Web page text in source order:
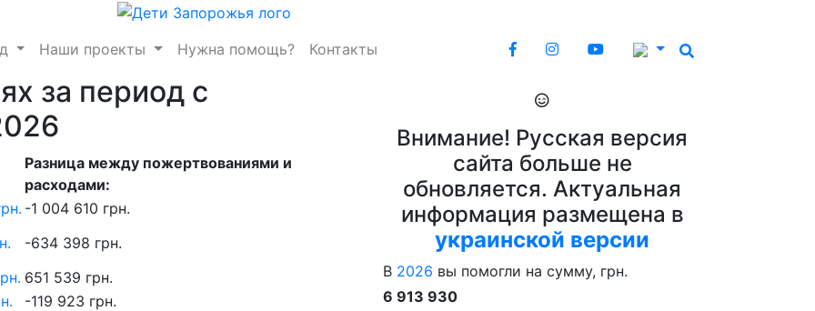
Наши проекты Нужна помощь? Контакты
за период с
Разница между пожертвованиями и
расходами:
-1 004 610 грн.
-634 398 грн.
651 539 грн.
-119 923 грн.
Внимание! Русская версия
сайта больше не
обновляется. Актуальная
информация размещена в
украинской версии
В 2026 вы помогли на сумму, грн.
6 913 930